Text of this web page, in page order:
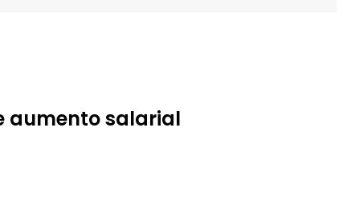
aumento salarial